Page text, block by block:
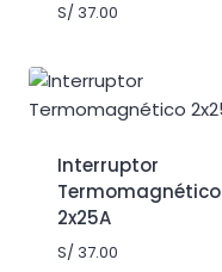
S/ 37.00
Interruptor
Termomagnético
2x25A
S/ 37.00